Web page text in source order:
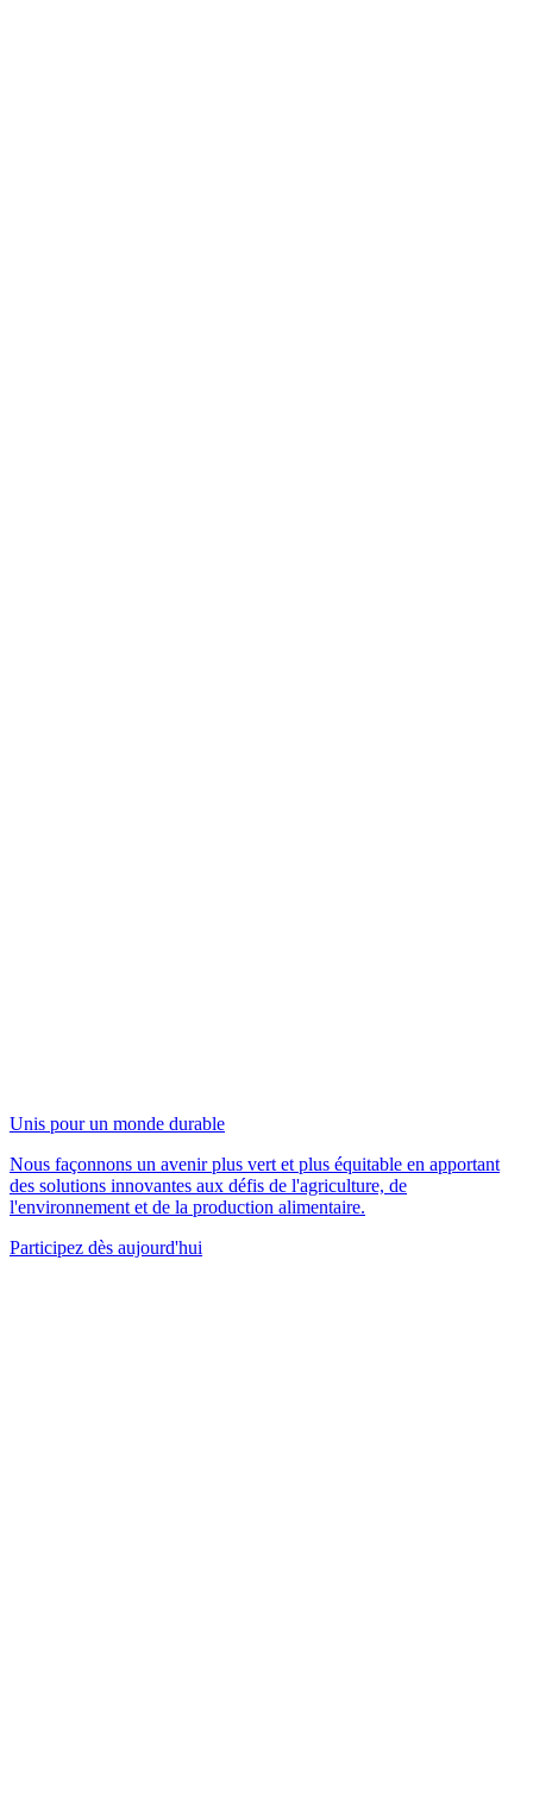
Unis pour un monde durable
Nous façonnons un avenir plus vert et plus équitable en apportant
des solutions innovantes aux défis de l'agriculture, de
l'environnement et de la production alimentaire.
Participez dès aujourd'hui